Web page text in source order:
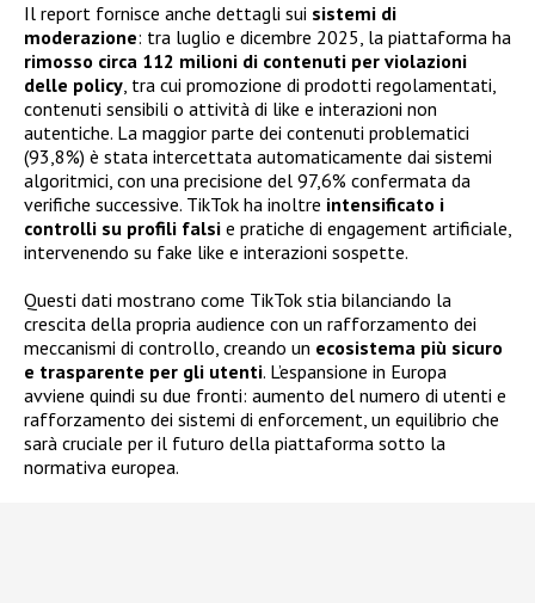
Il report fornisce anche dettagli sui sistemi di
moderazione: tra luglio e dicembre 2025, la piattaforma ha
rimosso circa 112 milioni di contenuti per violazioni
delle policy, tra cui promozione di prodotti regolamentati,
contenuti sensibili o attività di like e interazioni non
autentiche. La maggior parte dei contenuti problematici
(93,8%) è stata intercettata automaticamente dai sistemi
algoritmici, con una precisione del 97,6% confermata da
verifiche successive. TikTok ha inoltre intensificato i
controlli su profili falsi e pratiche di engagement artificiale,
intervenendo su fake like e interazioni sospette.
Questi dati mostrano come TikTok stia bilanciando la
crescita della propria audience con un rafforzamento dei
meccanismi di controllo, creando un ecosistema più sicuro
e trasparente per gli utenti. L’espansione in Europa
avviene quindi su due fronti: aumento del numero di utenti e
rafforzamento dei sistemi di enforcement, un equilibrio che
sarà cruciale per il futuro della piattaforma sotto la
normativa europea.